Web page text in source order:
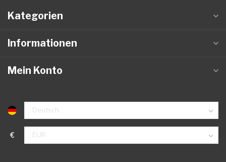
Kategorien
Informationen
Mein Konto
€